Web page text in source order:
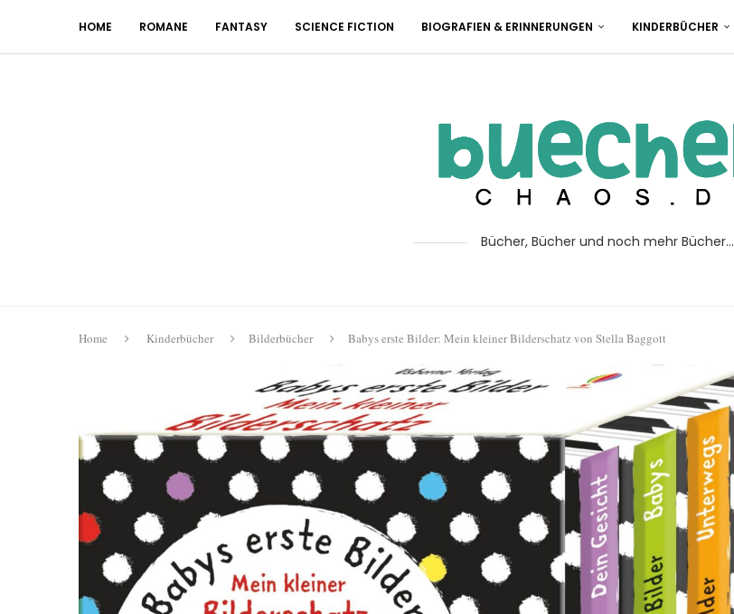
HOME ROMANE FANTASY SCIENCE FICTION BIOGRAFIEN & ERINNERUNGEN KINDERBÜCHER
Bücher, Bücher und noch mehr Bücher...
Home Kinderbücher Bilderbücher Babys erste Bilder: Mein kleiner Bilderschatz von Stella Baggott